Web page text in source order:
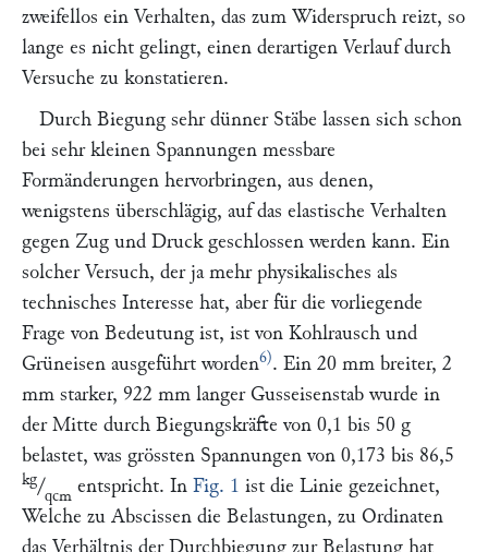
zweifellos ein Verhalten, das zum Widerspruch reizt, so
lange es nicht gelingt, einen derartigen Verlauf durch
Versuche zu konstatieren.
Durch Biegung sehr dünner Stäbe lassen sich schon
bei sehr kleinen Spannungen messbare
Formänderungen hervorbringen, aus denen,
wenigstens überschlägig, auf das elastische Verhalten
gegen Zug und Druck geschlossen werden kann. Ein
solcher Versuch, der ja mehr physikalisches als
technisches Interesse hat, aber für die vorliegende
Frage von Bedeutung ist, ist von Kohlrausch und
Grüneisen ausgeführt worden6). Ein 20 mm breiter, 2
mm starker, 922 mm langer Gusseisenstab wurde in
der Mitte durch Biegungskräfte von 0,1 bis 50 g
belastet, was grössten Spannungen von 0,173 bis 86,5
kg/qcm entspricht. In Fig. 1 ist die Linie gezeichnet,
Welche zu Abscissen die Belastungen, zu Ordinaten
das Verhältnis der Durchbiegung zur Belastung hat